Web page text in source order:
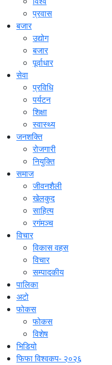
प्रवास
बजार
उद्योग
बजार
पूर्वाधार
सेवा
प्रविधि
पर्यटन
शिक्षा
स्वास्थ्य
जनशक्ति
रोजगारी
नियुक्ति
समाज
जीवनशैली
खेलकुद
साहित्य
रगंमञ्च
विचार
विकास वहस
विचार
सम्पादकीय
पालिका
अटो
फोकस
फोकस
विशेष
भिडियो
फिफा विश्वकप- २०२६